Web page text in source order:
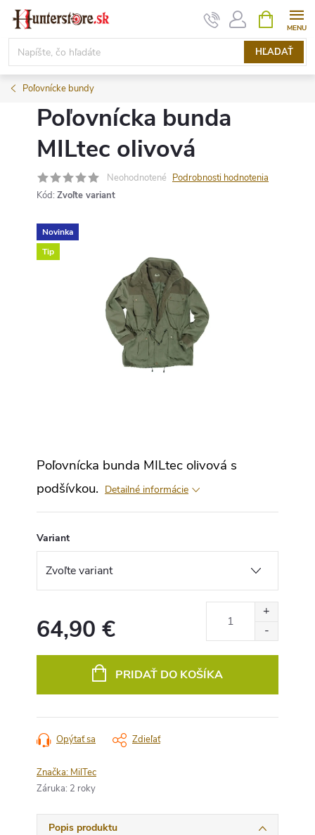
Prejsť
obsah
HĽADAŤ
KOŠÍK
Poľovnícke bundy
Poľovnícka bunda
MILtec olivová
Neohodnotené Podrobnosti hodnotenia
Kód: Zvoľte variant
Novinka
Tip
Poľovnícka bunda MILtec olivová s
podšívkou. Detailné informácie
Variant
64,90 €
PRIDAŤ DO KOŠÍKA
Opýtať sa Zdieľať
Značka: MilTec
Záruka: 2 roky
Popis produktu